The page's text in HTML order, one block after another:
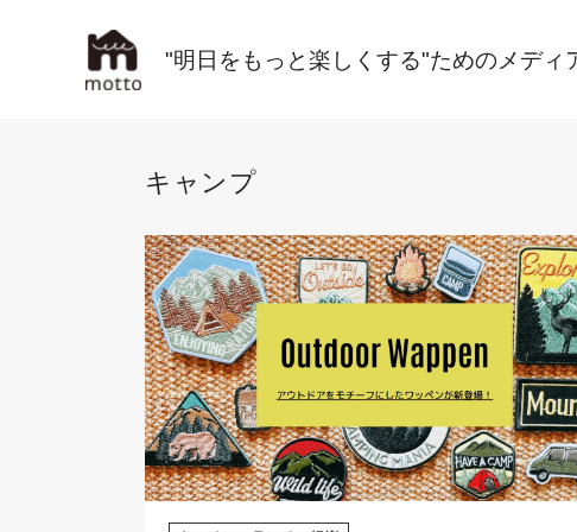
"明日をもっと楽しくする"ためのメディ
キャンプ